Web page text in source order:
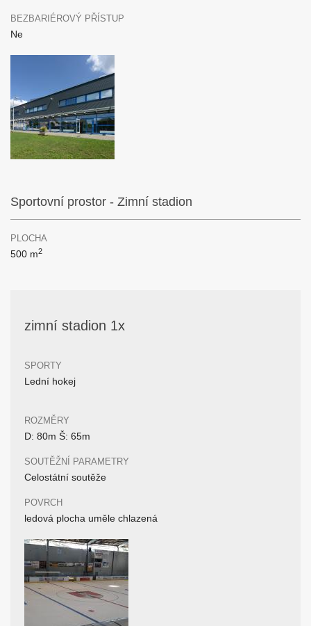
BEZBARIÉROVÝ PŘÍSTUP
Ne
Sportovní prostor - Zimní stadion
PLOCHA
500 m2
zimní stadion 1x
SPORTY
Lední hokej
ROZMĚRY
D: 80m Š: 65m
SOUTĚŽNÍ PARAMETRY
Celostátní soutěže
POVRCH
ledová plocha uměle chlazená